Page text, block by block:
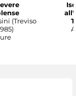
(Treviso